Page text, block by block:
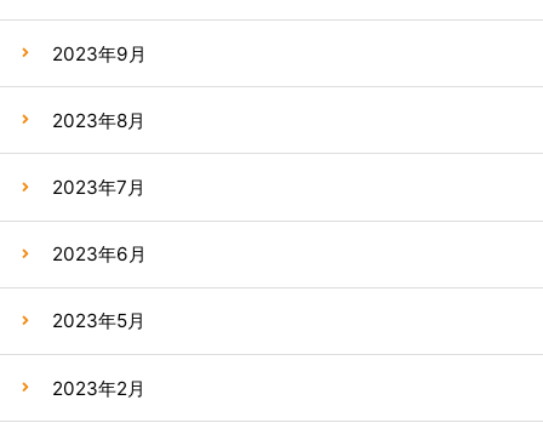
2023年9月
2023年8月
2023年7月
2023年6月
2023年5月
2023年2月